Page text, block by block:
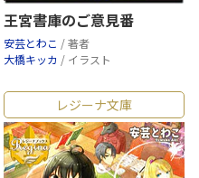
王宮書庫のご意見番
安芸とわこ / 著者
大橋キッカ / イラスト
レジーナ文庫